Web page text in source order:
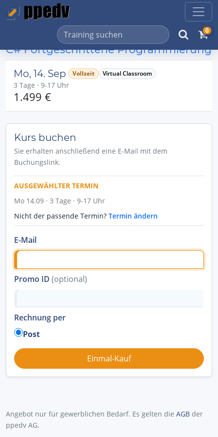
0
C# Fortgeschrittene Programmierung
Mo, 14. Sep Vollzeit Virtual Classroom
3 Tage · 9-17 Uhr
1.499 €
Kurs buchen
Sie erhalten anschließend eine E-Mail mit dem
Buchungslink.
AUSGEWÄHLTER TERMIN
Mo 14.09 · 3 Tage · 9-17 Uhr
Nicht der passende Termin? Termin ändern
E-Mail
Promo ID (optional)
Rechnung per
Post
Angebot nur für gewerblichen Bedarf. Es gelten die AGB der
ppedv AG.